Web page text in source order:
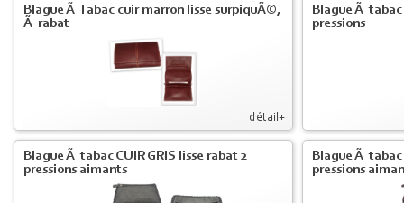
détail+
Blague Ã Tabac cuir marron lisse surpiquÃ©,
Ã rabat
Blague Ã
pressions
Blague Ã tabac CUIR GRIS lisse rabat 2
pressions aimants
Blague Ã tabac
pressions